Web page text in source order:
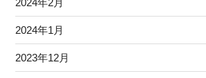
2024年1月
2023年12月